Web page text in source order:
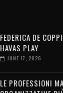
FEDERICA DE
HAVAS PLAY
JUNE 17, 2026
LE PROFESSIONI